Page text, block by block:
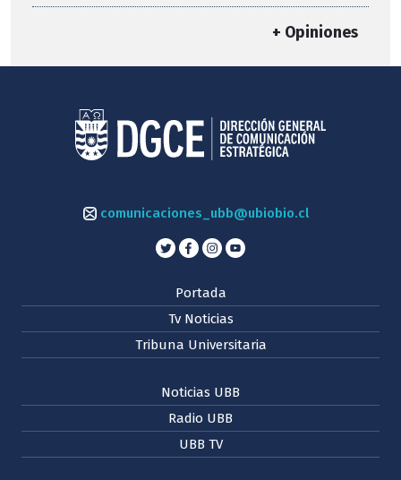
+ Opiniones
comunicaciones_ubb@ubiobio.cl
Portada
Tv Noticias
Tribuna Universitaria
Noticias UBB
Radio UBB
UBB TV